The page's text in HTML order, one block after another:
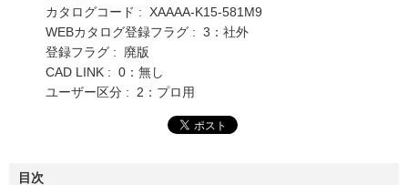
カタログコード : XAAAA-K15-581M9
WEBカタログ登録フラグ : 3：社外
登録フラグ : 廃版
CAD LINK : 0：無し
ユーザー区分 : 2：プロ用
目次